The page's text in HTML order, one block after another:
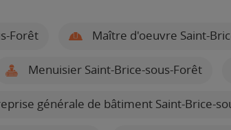
Forêt Maître d'oeuvre Saint-
Menuisier Saint-Brice-sous-Forêt
générale de bâtiment Saint-Brice-